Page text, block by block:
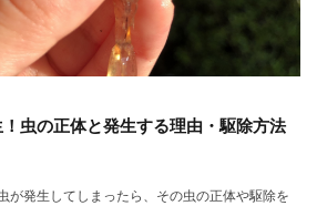
虫の正体と発生する理由・駆除方法
が発生してしまったら、その虫の正体や駆除を